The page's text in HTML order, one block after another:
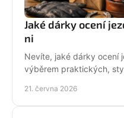
Jaké dárky ocení
ni
Nevíte, jaké dárky ocení
výběrem praktických,
21. června 2026